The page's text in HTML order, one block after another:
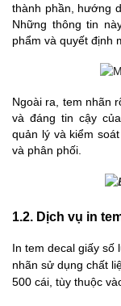
thành phần, hướng
Những thông tin
phẩm và quyết định
Ngoài ra, tem nhãn
và đáng tin cậy
quản lý và kiểm
và phân phối.
1.2. Dịch vụ in
In tem decal giấy số
nhãn sử dụng chất
500 cái, tùy thuộc